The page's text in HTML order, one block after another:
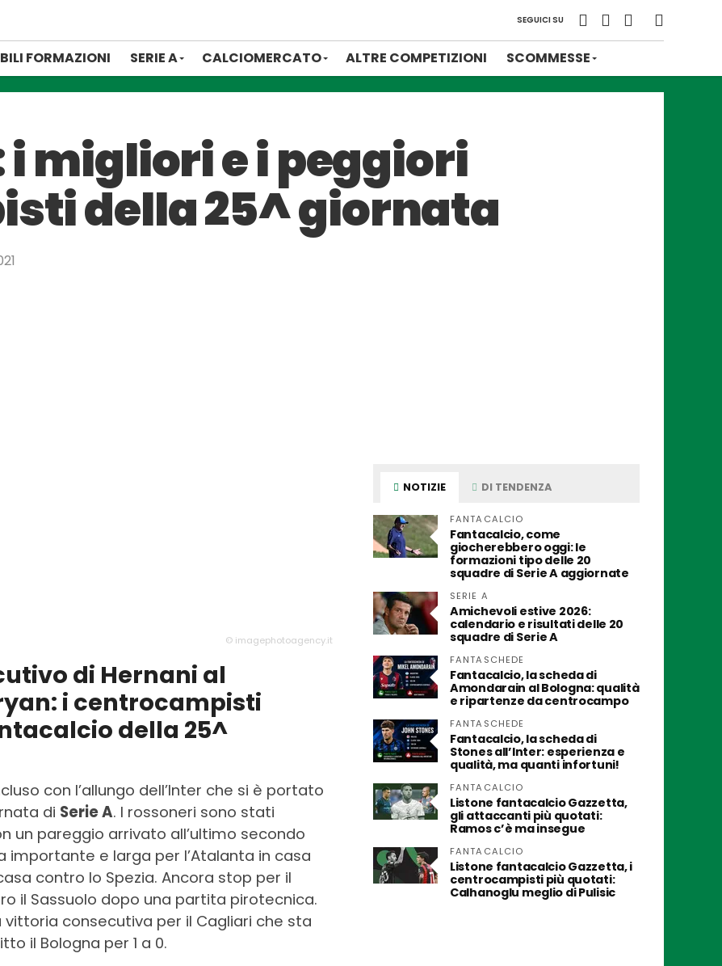
SEGUICI SU
FORMAZIONI SERIE A CALCIOMERCATO ALTRE COMPETIZIONI SCOMMESSE
migliori e i peggiori
della 25^ giornata
© imagephotoagency.it
di Hernani al
i centrocampisti
della 25^
con l’allungo dell’Inter che si è portato
di Serie A. I rossoneri sono stati
un pareggio arrivato all’ultimo secondo
importante e larga per l’Atalanta in casa
contro lo Spezia. Ancora stop per il
il Sassuolo dopo una partita pirotecnica.
consecutiva per il Cagliari che sta
il Bologna per 1 a 0.
NOTIZIE DI TENDENZA
FANTACALCIO
Fantacalcio, come
giocherebbero oggi: le
formazioni tipo delle 20
squadre di Serie A aggiornate
SERIE A
Amichevoli estive 2026:
calendario e risultati delle 20
squadre di Serie A
FANTASCHEDE
Fantacalcio, la scheda di
Amondarain al Bologna: qualità
e ripartenze da centrocampo
FANTASCHEDE
Fantacalcio, la scheda di
Stones all’Inter: esperienza e
qualità, ma quanti infortuni!
FANTACALCIO
Listone fantacalcio Gazzetta,
gli attaccanti più quotati:
Ramos c’è ma insegue
FANTACALCIO
Listone fantacalcio Gazzetta, i
centrocampisti più quotati:
Calhanoglu meglio di Pulisic